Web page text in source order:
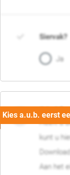
Siervak?
Ja
04.
Heeft u
kunt u
Aan het